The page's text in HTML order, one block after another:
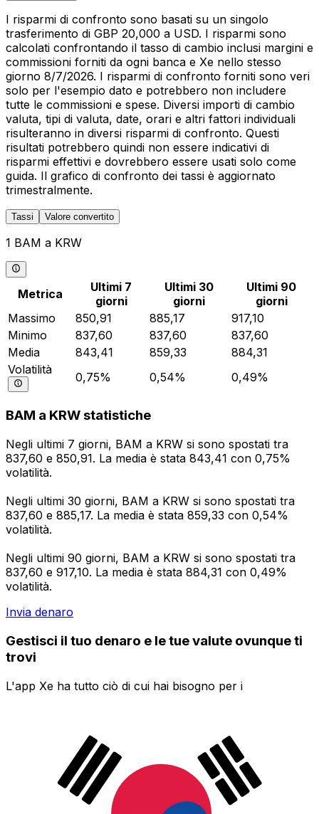
I risparmi di confronto sono basati su un singolo
trasferimento di GBP 20,000 a USD. I risparmi sono
calcolati confrontando il tasso di cambio inclusi margini e
commissioni forniti da ogni banca e Xe nello stesso
giorno 8/7/2026. I risparmi di confronto forniti sono veri
solo per l'esempio dato e potrebbero non includere
tutte le commissioni e spese. Diversi importi di cambio
valuta, tipi di valuta, date, orari e altri fattori individuali
risulteranno in diversi risparmi di confronto. Questi
risultati potrebbero quindi non essere indicativi di
risparmi effettivi e dovrebbero essere usati solo come
guida. Il grafico di confronto dei tassi è aggiornato
trimestralmente.
Tassi Valore convertito
1 BAM a KRW
Metrica
Ultimi 7
giorni
Ultimi 30
giorni
Ultimi 90
giorni
Massimo
850,91 885,17
917,10
Minimo
837,60 837,60
837,60
Media
843,41 859,33
884,31
Volatilità
0,75% 0,54% 0,49%
BAM a KRW statistiche
Negli ultimi 7 giorni, BAM a KRW si sono spostati tra
837,60 e 850,91. La media è stata 843,41 con 0,75%
volatilità.
Negli ultimi 30 giorni, BAM a KRW si sono spostati tra
837,60 e 885,17. La media è stata 859,33 con 0,54%
volatilità.
Negli ultimi 90 giorni, BAM a KRW si sono spostati tra
837,60 e 917,10. La media è stata 884,31 con 0,49%
volatilità.
Invia denaro
Gestisci il tuo denaro e le tue valute ovunque ti
trovi
L'app Xe ha tutto ciò di cui hai bisogno per i
nascoste. Scaricala oggi stesso!